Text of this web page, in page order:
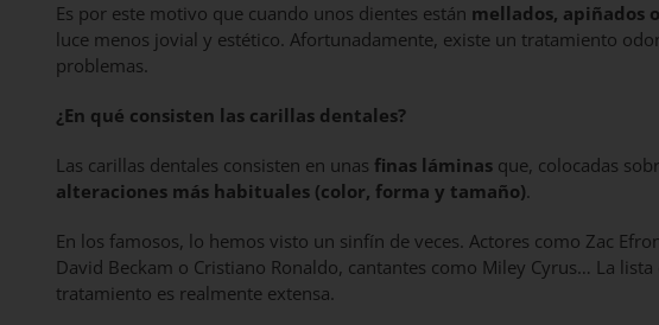
Es por este motivo que cuando unos dientes están mellados, apiñados
luce menos jovial y estético. Afortunadamente, existe un tratamiento
problemas.
¿En qué consisten las carillas dentales?
Las carillas dentales consisten en unas finas láminas que, colocadas
alteraciones más habituales (color, forma y tamaño).
En los famosos, lo hemos visto un sinfín de veces. Actores como Zac
David Beckam o Cristiano Ronaldo, cantantes como Miley Cyrus… La
tratamiento es realmente extensa.